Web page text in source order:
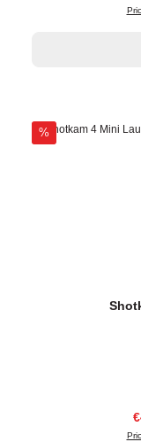
%Discount